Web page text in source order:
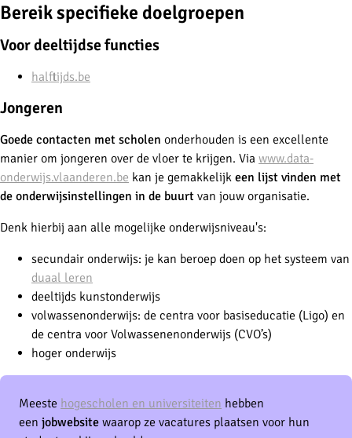
Bereik specifieke doelgroepen
Voor deeltijdse functies
halftijds.be
Jongeren
Goede contacten met scholen onderhouden is een excellente
manier om jongeren over de vloer te krijgen. Via www.data-
onderwijs.vlaanderen.be kan je gemakkelijk een lijst vinden met
de onderwijsinstellingen in de buurt van jouw organisatie.
Denk hierbij aan alle mogelijke onderwijsniveau's:
secundair onderwijs: je kan beroep doen op het systeem van
duaal leren
deeltijds kunstonderwijs
volwassenonderwijs: de centra voor basiseducatie (Ligo) en
de centra voor Volwassenenonderwijs (CVO’s)
hoger onderwijs
Meeste hogescholen en universiteiten hebben
een jobwebsite waarop ze vacatures plaatsen voor hun